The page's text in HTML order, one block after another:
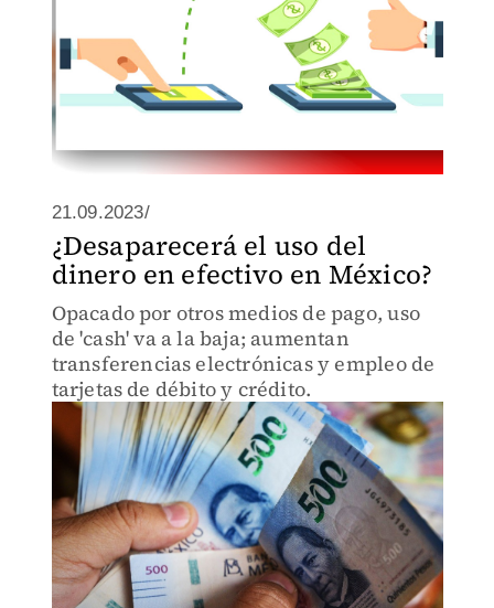
21.09.2023/
¿Desaparecerá el uso del
dinero en efectivo en México?
Opacado por otros medios de pago, uso
de 'cash' va a la baja; aumentan
transferencias electrónicas y empleo de
tarjetas de débito y crédito.